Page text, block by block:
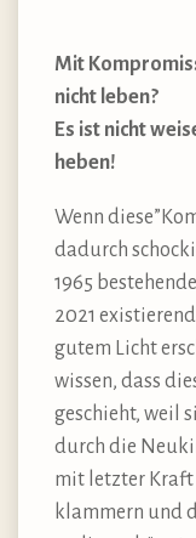
Mit
nicht leben?
Es ist nicht
heben!
Wenn
dadurch
1965
2021
gutem Licht
wissen, dass
geschieht, weil
durch die
mit letzter Kraft
klammern und